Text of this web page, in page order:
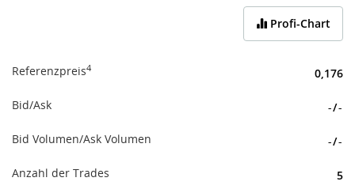
Profi-Chart
Referenzpreis4 0,176
Bid/Ask -/-
Bid Volumen/Ask Volumen -/-
Anzahl der Trades 5